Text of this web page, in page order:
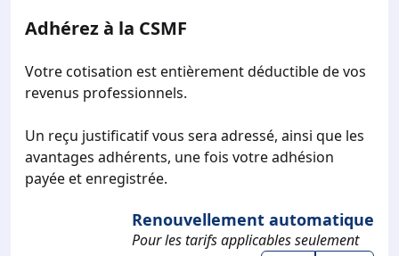
Adhérez à la CSMF
Votre cotisation est entièrement déductible de vos
revenus professionnels.
Un reçu justificatif vous sera adressé, ainsi que les
avantages adhérents, une fois votre adhésion
payée et enregistrée.
Renouvellement automatique
Pour les tarifs applicables seulement